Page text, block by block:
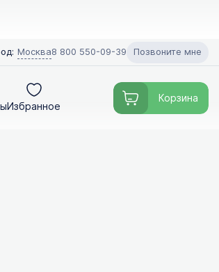
Москва8 800 550-09-39 Позвоните мне
Избранное
Корзина